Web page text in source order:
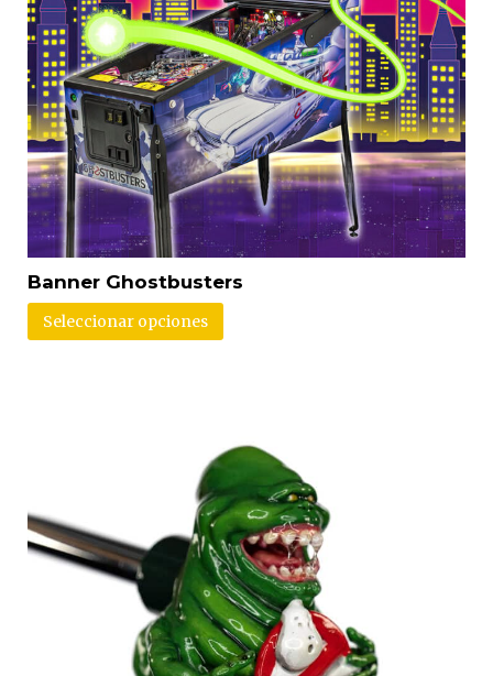
Banner Ghostbusters
Seleccionar opciones